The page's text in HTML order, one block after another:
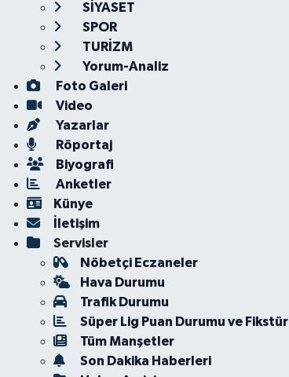
SİYASET
SPOR
TURİZM
Yorum-Analiz
Foto Galeri
Video
Yazarlar
Röportaj
Biyografi
Anketler
Künye
İletişim
Servisler
Nöbetçi Eczaneler
Hava Durumu
Trafik Durumu
Süper Lig Puan Durumu ve Fikstür
Tüm Manşetler
Son Dakika Haberleri